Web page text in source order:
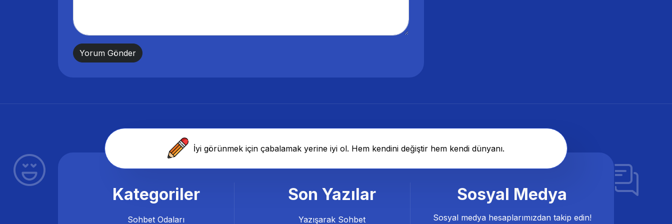
İyi görünmek için çabalamak yerine iyi ol. Hem kendini değiştir hem kendi dünyanı.
Kategoriler
Sohbet Odaları
Son Yazılar
Yazışarak Sohbet
Sosyal Medya
Sosyal medya hesaplarımızdan takip edin!